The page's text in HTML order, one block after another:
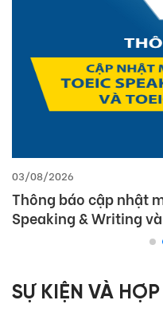
03/08/2026
Thông báo cập nhật
Speaking & Writing
SỰ KIỆN VÀ